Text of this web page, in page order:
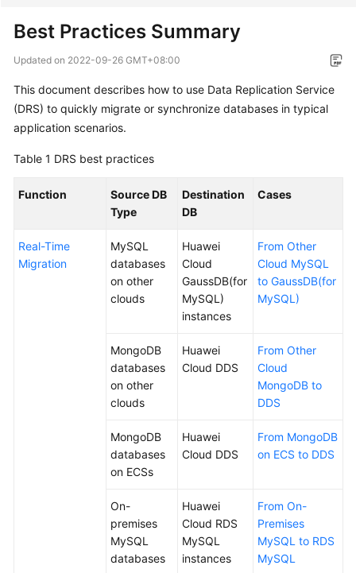
New
Overview
Service
Real-
Time
Best Practices Summary
Updated on 2022-09-26 GMT+08:00
This document describes how to use Data Replication Service
(DRS) to quickly migrate or synchronize databases in typical
application scenarios.
Table 1 DRS best practices
Function
Source DB
Type
Destination
DB
Cases
Real-Time
Migration
MySQL
databases
on other
clouds
Huawei
Cloud
GaussDB(for
MySQL)
instances
From Other
Cloud MySQL
to GaussDB(for
MySQL)
MongoDB
databases
on other
clouds
Huawei
Cloud DDS
From Other
Cloud
MongoDB to
DDS
MongoDB
databases
on ECSs
Huawei
Cloud DDS
From MongoDB
on ECS to DDS
On-
premises
MySQL
databases
Huawei
Cloud RDS
MySQL
instances
From On-
Premises
MySQL to RDS
MySQL